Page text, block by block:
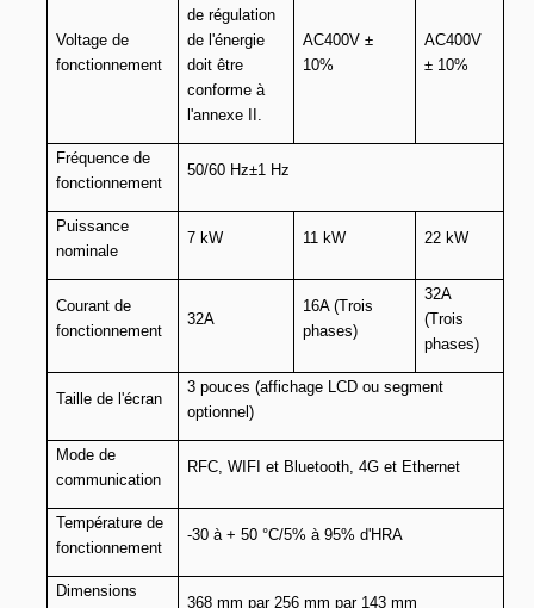
Voltage de
fonctionnement
de régulation
de l'énergie
doit être
conforme à
l'annexe II.
AC400V ±
10%
AC400V
± 10%
Fréquence de
fonctionnement
50/60 Hz±1 Hz
Puissance
nominale
7 kW 11 kW 22 kW
Courant de
fonctionnement
32A
16A (Trois
phases)
32A
(Trois
phases)
Taille de l'écran
3 pouces (affichage LCD ou segment
optionnel)
Mode de
communication
RFC, WIFI et Bluetooth, 4G et Ethernet
Température de
fonctionnement
-30 à + 50 °C/5% à 95% d'HRA
Dimensions
368 mm par 256 mm par 143 mm